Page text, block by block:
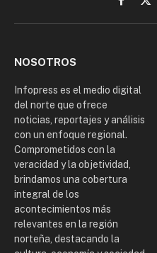
X
NOSOTROS
Infopress es el medio digital
del norte que ofrece
noticias, reportajes y análisis
con un enfoque regional.
Comprometidos con la
veracidad y la objetividad,
brindamos una cobertura
integral de los
acontecimientos más
relevantes en la región
norteña, destacando la